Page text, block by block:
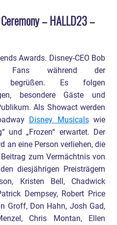
– HALLD23 –
Awards. Disney-CEO Bob
während der
begrüßen. Es folgen
besondere Gäste und
Als Showact werden
Disney Musicalswie
und „Frozen“ erwartet. Der
an eine Person verliehen, die
zum Vermächtnis von
diesjährigen Preisträgern
Kristen Bell, Chadwick
Dempsey, Robert Price
Groff, Don Hahn, Josh Gad,
Chris Montan, Ellen